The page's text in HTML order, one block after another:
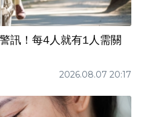
訊！每4人就有1人需關
2026.08.07 20:17